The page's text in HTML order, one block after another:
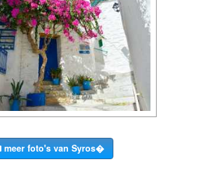
meer foto's van Syros�